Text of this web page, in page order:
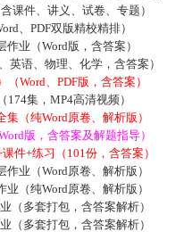
课件、讲义、试卷、专题）
、PDF双版精校精排）
业（Word版，含答案）
英语、物理、化学，含答案）
Word、PDF版，含答案）
集，MP4高清视频）
（纯Word原卷、解析版）
版，含答案及解题指导）
件+练习（101份，含答案）
业（Word原卷、解析版）
（纯Word原卷、解析版）
（多套打包，含答案解析）
（多套打包，含答案解析）